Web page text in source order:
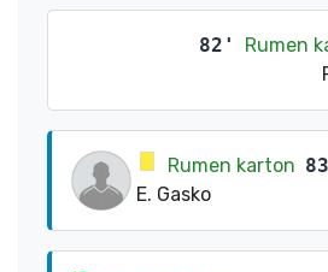
82'
Rumen
Rumen karton
E. Gasko